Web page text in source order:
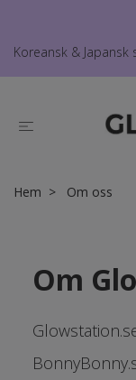
Koreansk &
Hem Om oss
Om